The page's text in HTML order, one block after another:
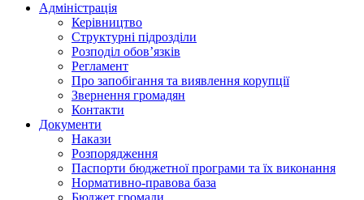
Адміністрація
Керівництво
Структурні підрозділи
Розподіл обов’язків
Регламент
Про запобігання та виявлення корупції
Звернення громадян
Контакти
Документи
Накази
Розпорядження
Паспорти бюджетної програми та їх виконання
Нормативно-правова база
Бюджет громади